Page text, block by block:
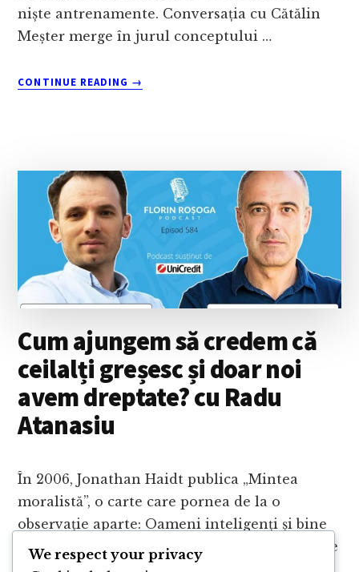
niște antrenamente. Conversația cu Cătălin
Meșter merge în jurul conceptului …
CONTINUE READING
ABOUT
ÎȚI
ANTRENEZI
EMOȚIILE?
CĂTĂLIN
MEȘTER
→
Cum ajungem să credem că
ceilalți greșesc și doar noi
avem dreptate? cu Radu
Atanasiu
În 2006, Jonathan Haidt publica „Mintea
moralistă”, o carte care pornea de la o
observație aparte: Oameni inteligenți și bine
intenționați ajung frecvent la concluzii foarte
diferite. În laboratorul …
We respect your privacy